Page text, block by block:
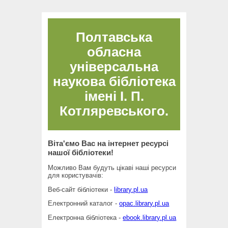
Полтавська
обласна
універсальна
наукова бібліотека
імені І. П.
Котляревського.
Віта'ємо Вас на інтернет ресурсі
нашої бібліотеки!
Можливо Вам будуть цікаві наші ресурси
для користувачів:
Веб-сайт бібліотеки -library.pl.ua
Електронний каталог -opac.library.pl.ua
Електронна бібліотека -ebook.library.pl.ua